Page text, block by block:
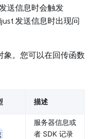
送信息时会触发
发送信息时出现问
象。您可以在回传函数
描述
服务器信息或
者 SDK 记录